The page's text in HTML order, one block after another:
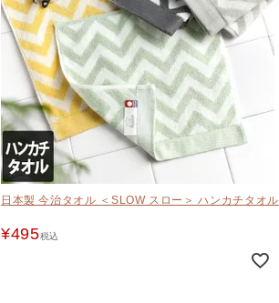
日本製 今治タオル ＜SLOW スロー＞ ハンカチタオル
¥495税込